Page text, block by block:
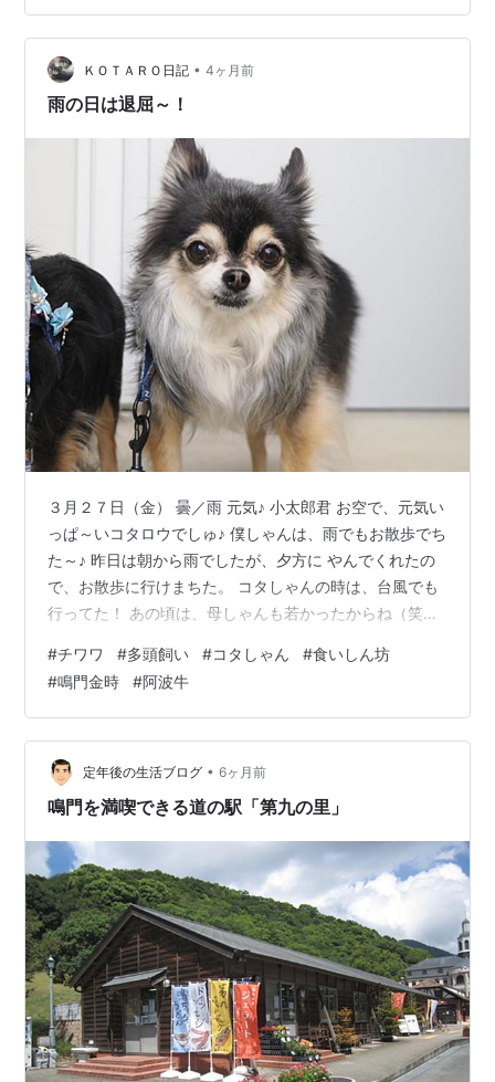
を、地元目線で詳しくお伝えしますね。 鳴門市のポケふ
た設置場所はどこ？ 鳴門市にあるポケふたは、全部で3
ヶ所です。 どれも鳴門らし…
ＫＯＴＡＲＯ日記 • 4ヶ月前
雨の日は退屈～！
３月２７日（金） 曇／雨 元気♪ 小太郎君 お空で、元気い
っぱ～いコタロウでしゅ♪ 僕しゃんは、雨でもお散歩でち
た～♪ 昨日は朝から雨でしたが、夕方に やんでくれたの
で、お散歩に行けまちた。 コタしゃんの時は、台風でも
行ってた！ あの頃は、母しゃんも若かったからね（笑）
を焼いてあげまちた。 穴っぽこは、焼けたかの確認ね。
ぷぷっ。 あっちっちぃ～なので、少し冷まし てから差し
上げまちた。 夢たんは、丸ごと食べそうでちたが。 食い
しん坊夢たん。 まさか食べないと思い（何で思った？）
春雨サラダを置いてたら、食べちゃった！ 阿波牛丼は、
食べなか…
#チワワ #多頭飼い #コタしゃん #食いしん坊
#鳴門金時 #阿波牛
定年後の生活ブログ • 6ヶ月前
鳴門を満喫できる道の駅「第九の里」